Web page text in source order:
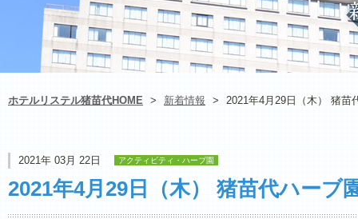
ホテルリステル猪苗代HOME > 新着情報 > 2021年4月29日（木） 猪苗
2021年 03月 22日 アクティビティ・ハーブ園
2021年4月29日（木） 猪苗代ハーブ